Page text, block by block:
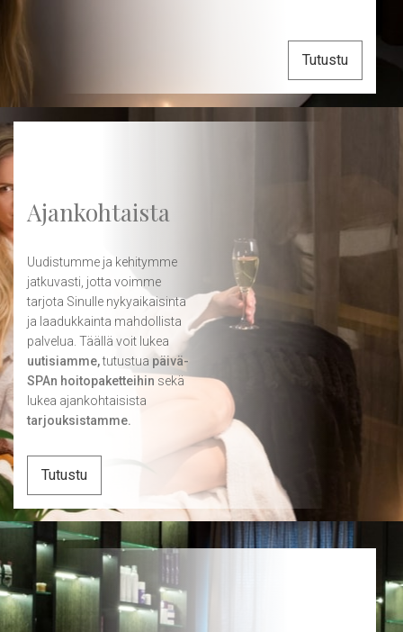
Tutustu
Ajankohtaista
Uudistumme ja kehitymme
jatkuvasti, jotta voimme
tarjota Sinulle nykyaikaisinta
ja laadukkainta mahdollista
palvelua. Täällä voit lukea
uutisiamme,tutustua päivä-
SPAn hoitopaketteihin sekä
lukea ajankohtaisista
tarjouksistamme.
Tutustu